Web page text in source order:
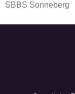
SBBS Sonneberg